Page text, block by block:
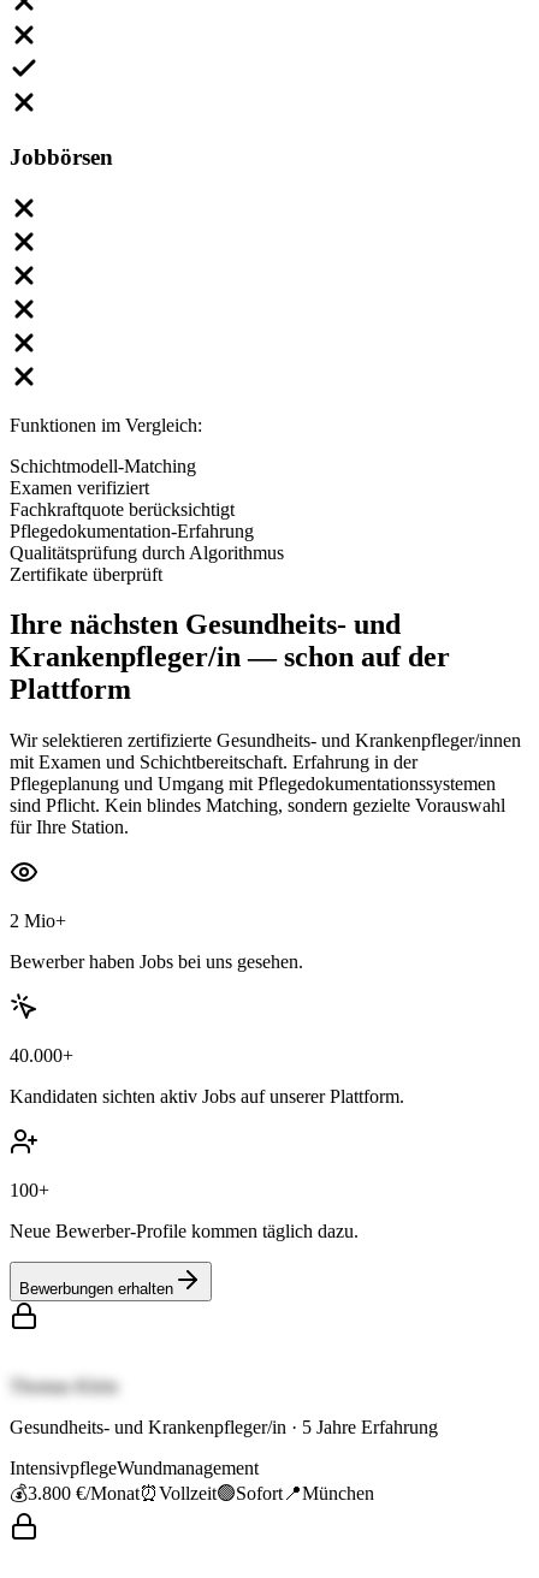
Jobbörsen
Funktionen im Vergleich:
Schichtmodell-Matching
Examen verifiziert
Fachkraftquote berücksichtigt
Pflegedokumentation-Erfahrung
Qualitätsprüfung durch Algorithmus
Zertifikate überprüft
Ihre nächsten Gesundheits- und
Krankenpfleger/in— schon auf der
Plattform
Wir selektieren zertifizierte Gesundheits- und Krankenpfleger/innen
mit Examen und Schichtbereitschaft. Erfahrung in der
Pflegeplanung und Umgang mit Pflegedokumentationssystemen
sind Pflicht. Kein blindes Matching, sondern gezielte Vorauswahl
für Ihre Station.
2 Mio+
Bewerber haben Jobs bei uns gesehen.
40.000+
Kandidaten sichten aktiv Jobs auf unserer Plattform.
100+
Neue Bewerber-Profile kommen täglich dazu.
Bewerbungen erhalten
Thomas Klein
Gesundheits- und Krankenpfleger/in · 5 Jahre Erfahrung
IntensivpflegeWundmanagement
💰3.800 €/Monat⏰Vollzeit🟢Sofort 📍München